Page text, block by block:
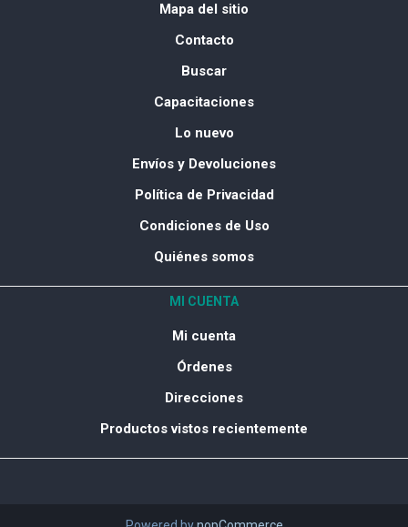
Mapa del sitio
Contacto
Buscar
Capacitaciones
Lo nuevo
Envíos y Devoluciones
Política de Privacidad
Condiciones de Uso
Quiénes somos
MI CUENTA
Mi cuenta
Órdenes
Direcciones
Productos vistos recientemente